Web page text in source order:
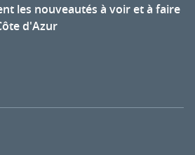
les nouveautés à voir et à faire
d'Azur